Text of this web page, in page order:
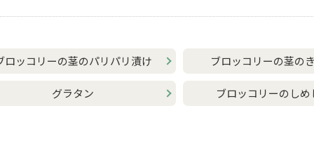
ロッコリーの茎のパリパリ漬け ブロッコリーの茎の
グラタン ブロッコリーのしめ